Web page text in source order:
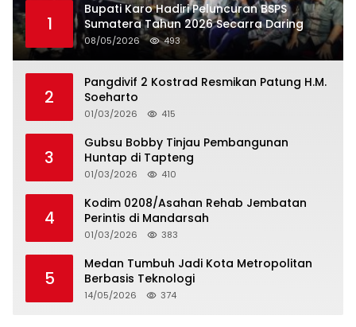
1
Bupati Karo Hadiri Peluncuran BSPS
Sumatera Tahun 2026 Secarra Daring
08/05/2026 493
2
Pangdivif 2 Kostrad Resmikan Patung H.M.
Soeharto
01/03/2026 415
3
Gubsu Bobby Tinjau Pembangunan
Huntap di Tapteng
01/03/2026 410
4
Kodim 0208/Asahan Rehab Jembatan
Perintis di Mandarsah
01/03/2026 383
5
Medan Tumbuh Jadi Kota Metropolitan
Berbasis Teknologi
14/05/2026 374